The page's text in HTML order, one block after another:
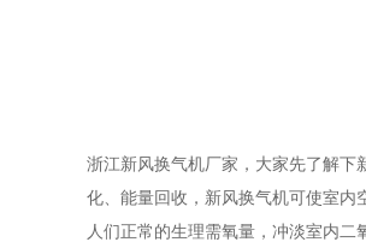
浙江新风换气机厂家，大家先了解下
化、能量回收，新风换气机可使室内
人们正常的生理需氧量，冲淡室内